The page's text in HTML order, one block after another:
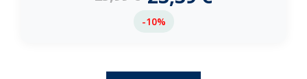
-10%